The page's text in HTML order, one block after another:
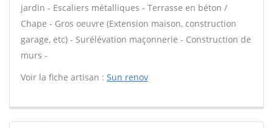
jardin - Escaliers métalliques - Terrasse en béton /
Chape - Gros oeuvre (Extension maison, construction
garage, etc) - Surélévation maçonnerie - Construction de
murs -
Voir la fiche artisan : Sun renov